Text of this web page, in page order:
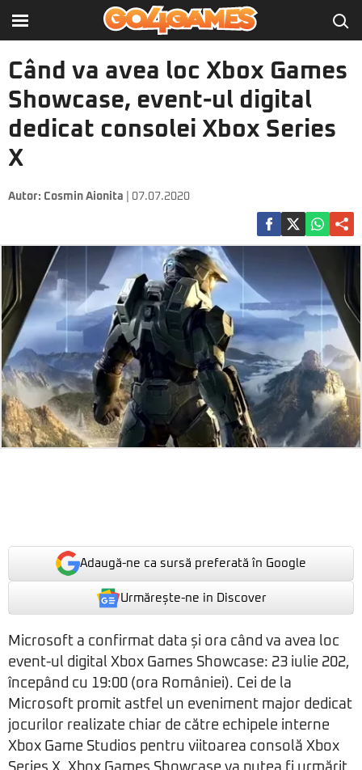
Când va avea loc Xbox Games
Showcase, event-ul digital
dedicat consolei Xbox Series
X
Autor: Cosmin Aionita | 07.07.2020
Adaugă-ne ca sursă preferată în Google
Urmărește-ne in Discover
Microsoft a confirmat data și ora când va avea loc
event-ul digital Xbox Games Showcase: 23 iulie 202,
începând cu 19:00 (ora României). Cei de la
Microsoft promit astfel un eveniment major dedicat
jocurilor realizate chiar de către echipele interne
Xbox Game Studios pentru viitoarea consolă Xbox